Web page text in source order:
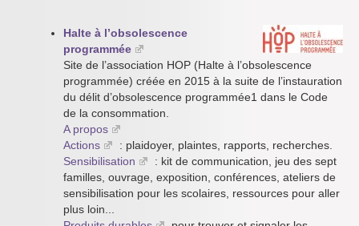
Halte à l’obsolescence
programmée
Site de l’association HOP (Halte à l’obsolescence
programmée) créée en 2015 à la suite de l’instauration
du délit d’obsolescence programmée1 dans le Code
de la consommation.
A propos
Actions
: plaidoyer, plaintes, rapports, recherches.
Sensibilisation
: kit de communication, jeu des sept
familles, ouvrage, exposition, conférences, ateliers de
sensibilisation pour les scolaires, ressources pour aller
plus loin...